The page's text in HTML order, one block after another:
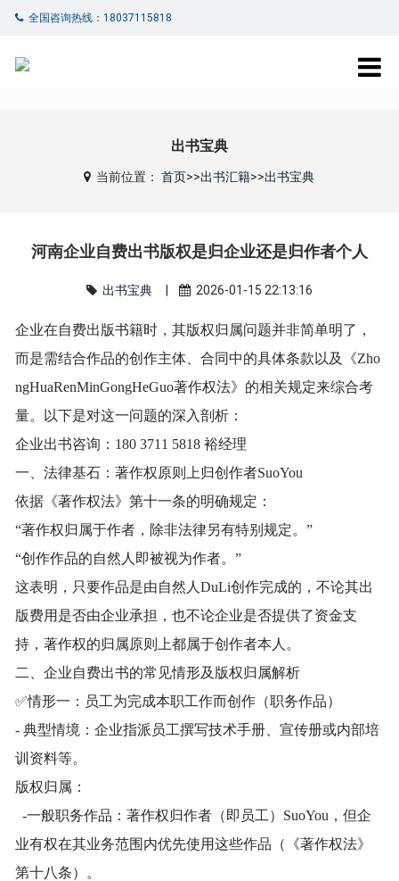
全国咨询热线：18037115818
出书宝典
当前位置：首页>>出书汇籍>>出书宝典
河南企业自费出书版权是归企业还是归作者个人
出书宝典| 2026-01-15 22:13:16
企业在自费出版书籍时，其版权归属问题并非简单明了，
而是需结合作品的创作主体、合同中的具体条款以及《Zho
ngHuaRenMinGongHeGuo著作权法》的相关规定来综合考
量。以下是对这一问题的深入剖析：
企业出书咨询：180 3711 5818 裕经理
一、法律基石：著作权原则上归创作者SuoYou
依据《著作权法》第十一条的明确规定：
“著作权归属于作者，除非法律另有特别规定。”
“创作作品的自然人即被视为作者。”
这表明，只要作品是由自然人DuLi创作完成的，不论其出
版费用是否由企业承担，也不论企业是否提供了资金支
持，著作权的归属原则上都属于创作者本人。
二、企业自费出书的常见情形及版权归属解析
✅情形一：员工为完成本职工作而创作（职务作品）
- 典型情境：企业指派员工撰写技术手册、宣传册或内部培
训资料等。
版权归属：
-一般职务作品：著作权归作者（即员工）SuoYou，但企
业有权在其业务范围内优先使用这些作品（《著作权法》
第十八条）。